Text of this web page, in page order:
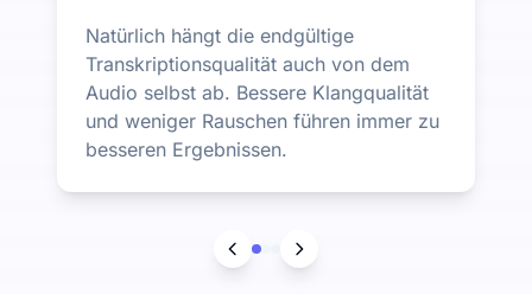
Natürlich hängt die endgültige
Transkriptionsqualität auch von dem
Audio selbst ab. Bessere Klangqualität
und weniger Rauschen führen immer zu
besseren Ergebnissen.